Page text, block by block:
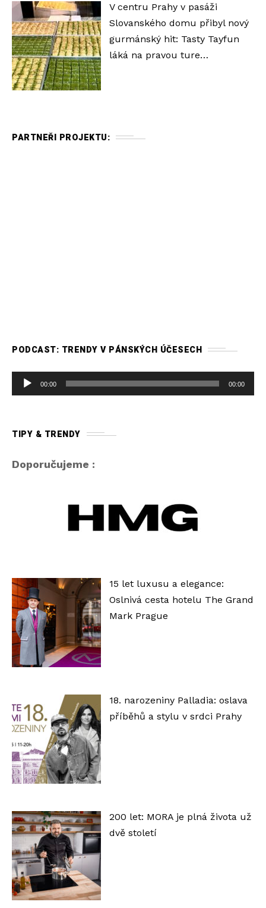
V centru Prahy v pasáži
Slovanského domu přibyl nový
gurmánský hit: Tasty Tayfun
láká na pravou ture…
PARTNEŘI PROJEKTU:
PODCAST: TRENDY V PÁNSKÝCH ÚČESECH
u
p
č
00:00 00:00
TIPY & TRENDY
Doporučujeme :
15 let luxusu a elegance:
Oslnivá cesta hotelu The Grand
Mark Prague
18. narozeniny Palladia: oslava
příběhů a stylu v srdci Prahy
200 let: MORA je plná života už
dvě století